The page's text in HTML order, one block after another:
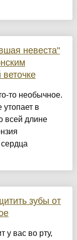
невеста"
то необычное.
утопает в
всей длине
зубы от
у вас во рту,